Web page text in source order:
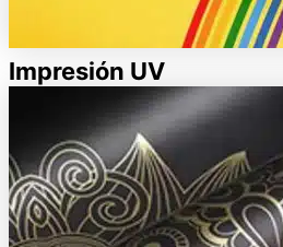
Impresión UV